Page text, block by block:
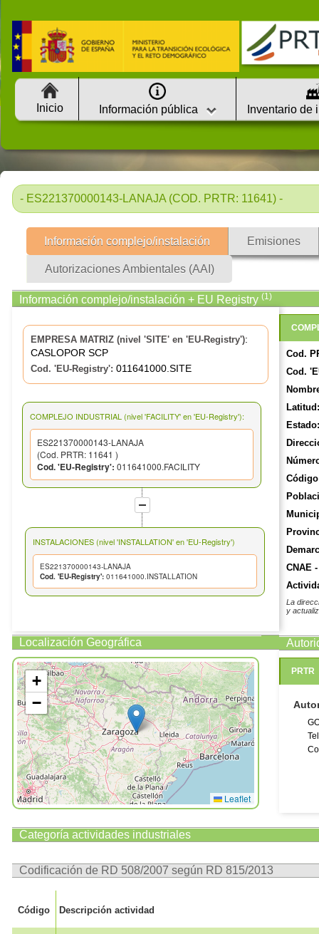
Inicio Información pública Inventario de
- ES221370000143-LANAJA (COD. PRTR: 11641) -
Información complejo/instalación Emisiones
Autorizaciones Ambientales (AAI)
Información complejo/instalación + EU Registry (1)
EMPRESA MATRIZ (nivel 'SITE' en 'EU-Registry'):
CASLOPOR SCP
Cod. 'EU-Registry': 011641000.SITE
COMPLEJO INDUSTRIAL (nivel 'FACILITY' en 'EU-Registry'):
ES221370000143-LANAJA
(Cod. PRTR: 11641 )
Cod. 'EU-Registry': 011641000.FACILITY
INSTALACIONES (nivel 'INSTALLATION' en 'EU-Registry')
ES221370000143-LANAJA
Cod. 'EU-Registry': 011641000.INSTALLATION
Localización Geográfica
+
−
Leaflet
Cod.
Cod.
Latitud:
Estado:
CNAE
La
y
PRTR
Categoría actividades industriales
Codificación de RD 508/2007 según RD 815/2013
Código Descripción actividad